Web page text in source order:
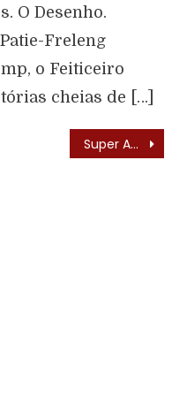
O Desenho.
Freleng
o Feiticeiro
cheias de […]
Super Amigos (The World’s Super Friends – 1979) – Texto de Abertura